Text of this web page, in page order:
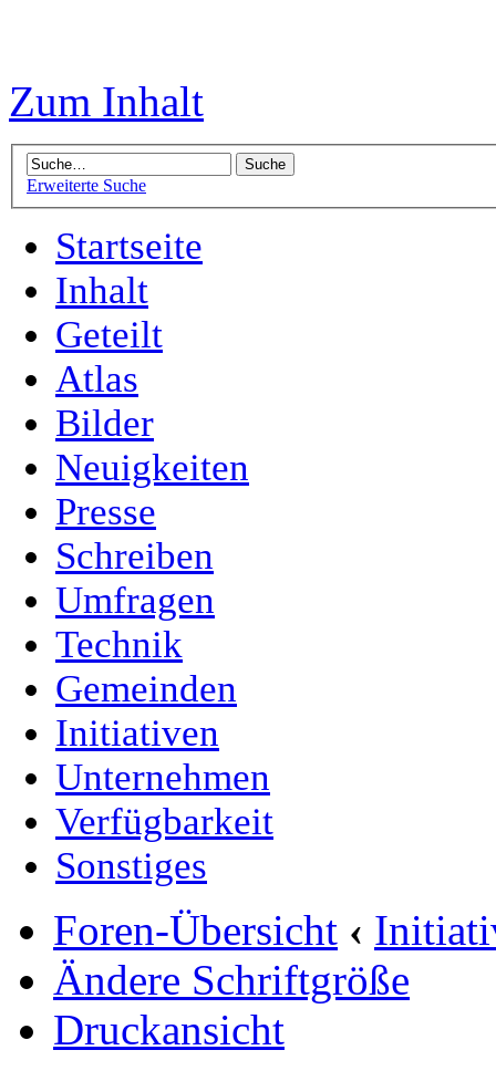
Zum Inhalt
Erweiterte Suche
Startseite
Inhalt
Geteilt
Atlas
Bilder
Neuigkeiten
Presse
Schreiben
Umfragen
Technik
Gemeinden
Initiativen
Unternehmen
Verfügbarkeit
Sonstiges
Foren-Übersicht ‹
Ändere Schriftgröße
Druckansicht